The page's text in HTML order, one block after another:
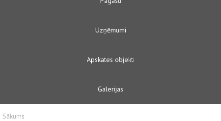
Uzņēmumi
Apskates objekti
Galerijas
Sākums